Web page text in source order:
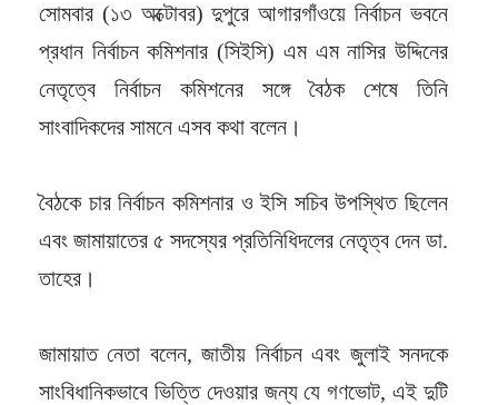
সোমবার (১৩ অক্টোবর) দুপুরে আগারগাঁওয়ে নির্বাচন ভবনে
প্রধান নির্বাচন কমিশনার (সিইসি) এম এম নাসির উদ্দিনের
নেতৃত্বে নির্বাচন কমিশনের সঙ্গে বৈঠক শেষে তিনি
সাংবাদিকদের সামনে এসব কথা বলেন।
বৈঠকে চার নির্বাচন কমিশনার ও ইসি সচিব উপস্থিত ছিলেন
এবং জামায়াতের ৫ সদস্যের প্রতিনিধিদলের নেতৃত্ব দেন ডা.
তাহের।
জামায়াত নেতা বলেন, জাতীয় নির্বাচন এবং জুলাই সনদকে
সাংবিধানিকভাবে ভিত্তি দেওয়ার জন্য যে গণভোট, এই দুটি